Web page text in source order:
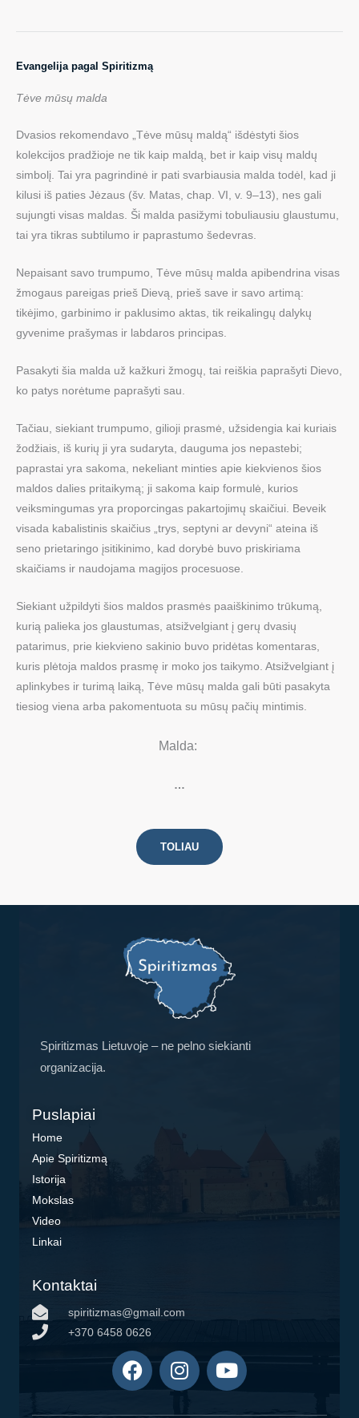
Evangelija pagal Spiritizmą
Tėve mūsų malda
Dvasios rekomendavo „Tėve mūsų maldą“ išdėstyti šios
kolekcijos pradžioje ne tik kaip maldą, bet ir kaip visų maldų
simbolį. Tai yra pagrindinė ir pati svarbiausia malda todėl, kad ji
kilusi iš paties Jėzaus (šv. Matas, chap. VI, v. 9–13), nes gali
sujungti visas maldas. Ši malda pasižymi tobuliausiu glaustumu,
tai yra tikras subtilumo ir paprastumo šedevras.
Nepaisant savo trumpumo, Tėve mūsų malda apibendrina visas
žmogaus pareigas prieš Dievą, prieš save ir savo artimą:
tikėjimo, garbinimo ir paklusimo aktas, tik reikalingų dalykų
gyvenime prašymas ir labdaros principas.
Pasakyti šia malda už kažkuri žmogų, tai reiškia paprašyti Dievo,
ko patys norėtume paprašyti sau.
Tačiau, siekiant trumpumo, gilioji prasmė, užsidengia kai kuriais
žodžiais, iš kurių ji yra sudaryta, dauguma jos nepastebi;
paprastai yra sakoma, nekeliant minties apie kiekvienos šios
maldos dalies pritaikymą; ji sakoma kaip formulė, kurios
veiksmingumas yra proporcingas pakartojimų skaičiui. Beveik
visada kabalistinis skaičius „trys, septyni ar devyni“ ateina iš
seno prietaringo įsitikinimo, kad dorybė buvo priskiriama
skaičiams ir naudojama magijos procesuose.
Siekiant užpildyti šios maldos prasmės paaiškinimo trūkumą,
kurią palieka jos glaustumas, atsižvelgiant į gerų dvasių
patarimus, prie kiekvieno sakinio buvo pridėtas komentaras,
kuris plėtoja maldos prasmę ir moko jos taikymo. Atsižvelgiant į
aplinkybes ir turimą laiką, Tėve mūsų malda gali būti pasakyta
tiesiog viena arba pakomentuota su mūsų pačių mintimis.
Malda:
…
TOLIAU
Spiritizmas Lietuvoje – ne pelno siekianti
organizacija.
Puslapiai
Home
Apie Spiritizmą
Istorija
Mokslas
Video
Linkai
Kontaktai
spiritizmas@gmail.com
+370 6458 0626
F
a
I
n
Y
o